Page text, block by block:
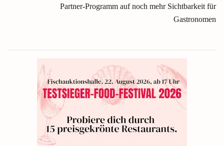
Partner-Programm auf noch mehr Sichtbarkeit für
Gastronomen